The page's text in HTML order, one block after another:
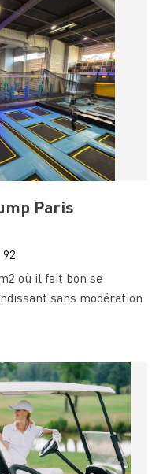
Paris
où il fait bon se
sans modération